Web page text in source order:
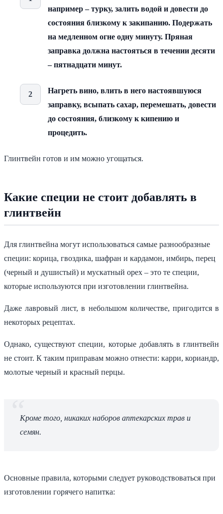
например – турку, залить водой и довести до
состояния близкому к закипанию. Подержать
на медленном огне одну минуту. Пряная
заправка должна настояться в течении десяти
– пятнадцати минут.
Нагреть вино, влить в него настоявшуюся
заправку, всыпать сахар, перемешать, довести
до состояния, близкому к кипению и
процедить.
Глинтвейн готов и им можно угощаться.
Какие специи не стоит добавлять в
глинтвейн
Для глинтвейна могут использоваться самые разнообразные
специи: корица, гвоздика, шафран и кардамон, имбирь, перец
(черный и душистый) и мускатный орех – это те специи,
которые используются при изготовлении глинтвейна.
Даже лавровый лист, в небольшом количестве, пригодится в
некоторых рецептах.
Однако, существуют специи, которые добавлять в глинтвейн
не стоит. К таким приправам можно отнести: карри, кориандр,
молотые черный и красный перцы.
Кроме того, никаких наборов аптекарских трав и
семян.
Основные правила, которыми следует руководствоваться при
изготовлении горячего напитка: